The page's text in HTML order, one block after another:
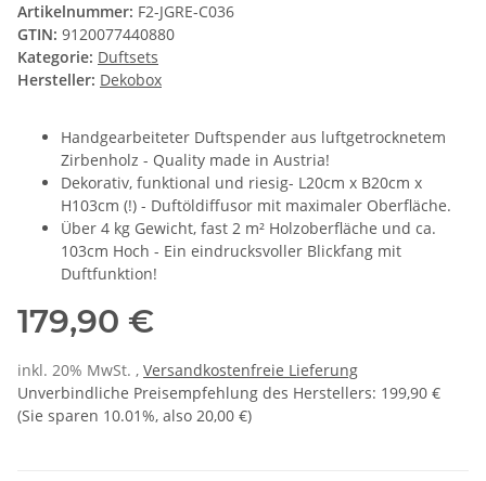
Artikelnummer: F2-JGRE-C036
GTIN: 9120077440880
Kategorie: Duftsets
Hersteller: Dekobox
Handgearbeiteter Duftspender aus luftgetrocknetem
Zirbenholz - Quality made in Austria!
Dekorativ, funktional und riesig- L20cm x B20cm x
H103cm (!) - Duftöldiffusor mit maximaler Oberfläche.
Über 4 kg Gewicht, fast 2 m² Holzoberfläche und ca.
103cm Hoch - Ein eindrucksvoller Blickfang mit
Duftfunktion!
179,90 €
inkl. 20% MwSt. , Versandkostenfreie Lieferung
Unverbindliche Preisempfehlung des Herstellers: 199,90 €
(Sie sparen 10.01%, also 20,00 €)